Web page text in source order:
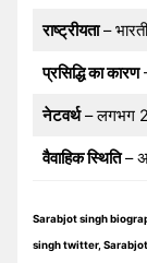
राष्ट्रीयता–
प्रसिद्धि का कारण
नेटवर्थ– लगभग
वैवाहिक स्थिति–
Sarabjot singh
singh twitter,